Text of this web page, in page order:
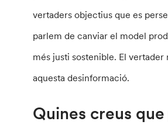
vertaders objectius que es
parlem de canviar el model
més justi sostenible. El
aquesta desinformació.
Quines creus